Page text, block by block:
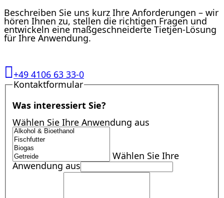
Beschreiben Sie uns kurz Ihre Anforderungen – wir
hören Ihnen zu, stellen die richtigen Fragen und
entwickeln eine maßgeschneiderte Tietjen-Lösung
für Ihre Anwendung.
+49 4106 63 33-0
Kontaktformular
Was interessiert Sie?
Wählen Sie Ihre Anwendung aus
Wählen Sie Ihre
Anwendung aus